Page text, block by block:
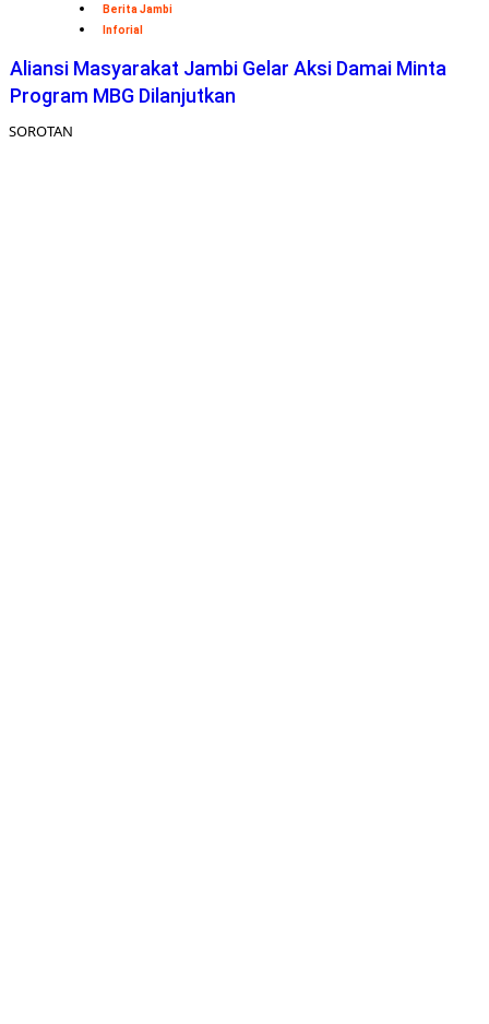
Berita Jambi
Inforial
Aliansi Masyarakat Jambi Gelar Aksi Damai Minta
Program MBG Dilanjutkan
SOROTAN